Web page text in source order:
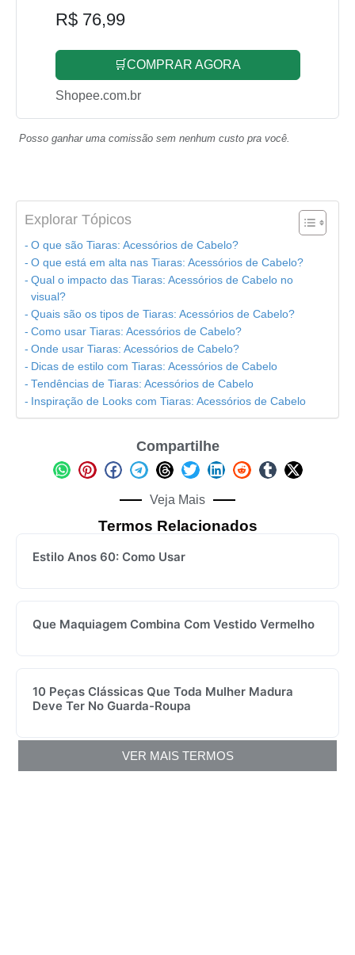
R$ 76,99
🛒COMPRAR AGORA
Shopee.com.br
Posso ganhar uma comissão sem nenhum custo pra você.
Explorar Tópicos
O que são Tiaras: Acessórios de Cabelo?
O que está em alta nas Tiaras: Acessórios de Cabelo?
Qual o impacto das Tiaras: Acessórios de Cabelo no
visual?
Quais são os tipos de Tiaras: Acessórios de Cabelo?
Como usar Tiaras: Acessórios de Cabelo?
Onde usar Tiaras: Acessórios de Cabelo?
Dicas de estilo com Tiaras: Acessórios de Cabelo
Tendências de Tiaras: Acessórios de Cabelo
Inspiração de Looks com Tiaras: Acessórios de Cabelo
Compartilhe
Veja Mais
Termos Relacionados
Estilo Anos 60: Como Usar
Que Maquiagem Combina Com Vestido Vermelho
10 Peças Clássicas Que Toda Mulher Madura
Deve Ter No Guarda-Roupa
VER MAIS TERMOS